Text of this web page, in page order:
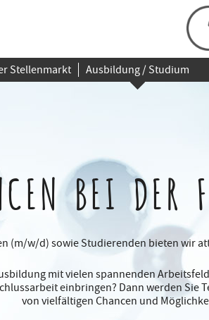
Stellenmarkt Ausbildung / Studium
BEI DER
(m/w/d) sowie Studierenden bieten wir
mit vielen spannenden
einbringen? Dann werden Sie
von vielfältigen Chancen und